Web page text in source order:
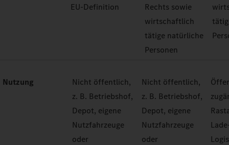
EU-Definition
Rechts sowie
wirtschaftlich
tätige natürliche
Personen
Nutzung
Nicht öffentlich,
z. B. Betriebshof,
Depot, eigene
Nutzfahrzeuge
oder
Nicht öffentlich,
z. B. Betriebshof,
Depot, eigene
Nutzfahrzeuge
oder